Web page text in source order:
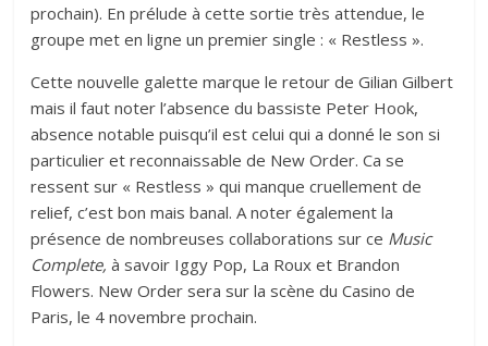
prochain). En prélude à cette sortie très attendue, le
groupe met en ligne un premier single : « Restless ».
Cette nouvelle galette marque le retour de Gilian Gilbert
mais il faut noter l’absence du bassiste Peter Hook,
absence notable puisqu’il est celui qui a donné le son si
particulier et reconnaissable de New Order. Ca se
ressent sur « Restless » qui manque cruellement de
relief, c’est bon mais banal. A noter également la
présence de nombreuses collaborations sur ce Music
Complete, à savoir Iggy Pop, La Roux et Brandon
Flowers. New Order sera sur la scène du Casino de
Paris, le 4 novembre prochain.